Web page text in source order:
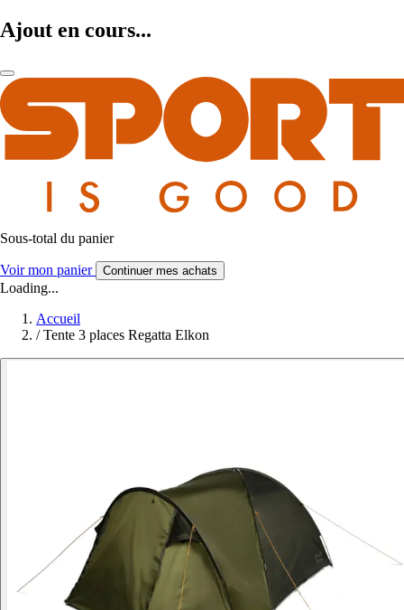
Ajout en cours...
Sous-total du panier
Voir mon panier Continuer mes achats
Loading...
Accueil
/ Tente 3 places Regatta Elkon